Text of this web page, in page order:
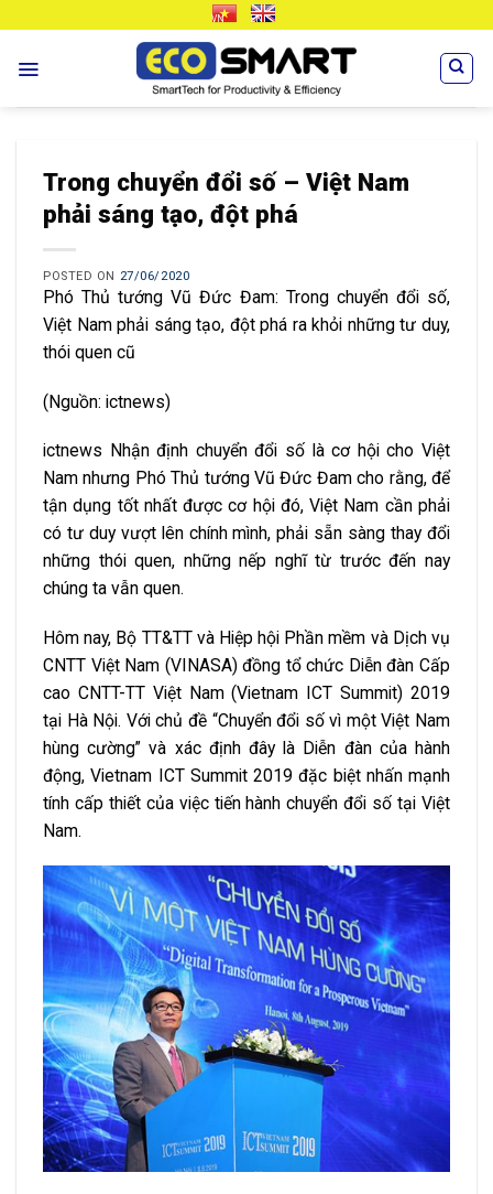
content
VN EN
Trong chuyển đổi số – Việt Nam
phải sáng tạo, đột phá
POSTED ON 27/06/2020
Phó Thủ tướng Vũ Đức Đam: Trong chuyển đổi số,
Việt Nam phải sáng tạo, đột phá ra khỏi những tư duy,
thói quen cũ
(Nguồn: ictnews)
ictnews Nhận định chuyển đổi số là cơ hội cho Việt
Nam nhưng Phó Thủ tướng Vũ Đức Đam cho rằng, để
tận dụng tốt nhất được cơ hội đó, Việt Nam cần phải
có tư duy vượt lên chính mình, phải sẵn sàng thay đổi
những thói quen, những nếp nghĩ từ trước đến nay
chúng ta vẫn quen.
Hôm nay, Bộ TT&TT và Hiệp hội Phần mềm và Dịch vụ
CNTT Việt Nam (VINASA) đồng tổ chức Diễn đàn Cấp
cao CNTT-TT Việt Nam (Vietnam ICT Summit) 2019
tại Hà Nội. Với chủ đề “Chuyển đổi số vì một Việt Nam
hùng cường” và xác định đây là Diễn đàn của hành
động, Vietnam ICT Summit 2019 đặc biệt nhấn mạnh
tính cấp thiết của việc tiến hành chuyển đổi số tại Việt
Nam.